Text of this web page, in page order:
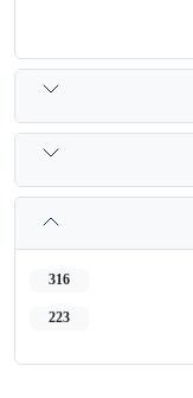
316
223